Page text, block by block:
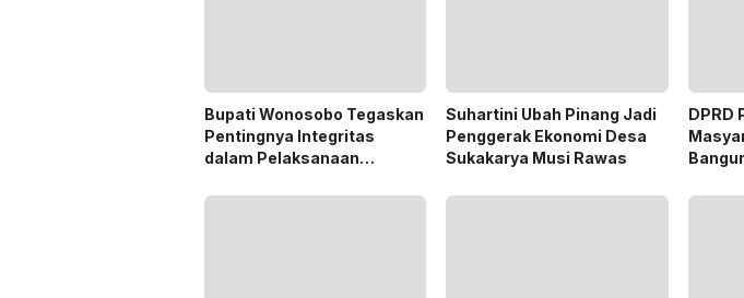
Bupati Wonosobo Tegaskan
Pentingnya Integritas
dalam Pelaksanaan
Suhartini Ubah Pinang Jadi
Penggerak Ekonomi Desa
Sukakarya Musi Rawas
DPRD